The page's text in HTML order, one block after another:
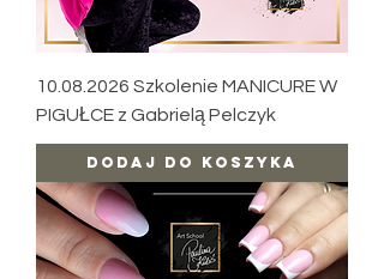
10.08.2026 Szkolenie MANICURE W
PIGUŁCE z Gabrielą Pelczyk
Dodaj do koszyka